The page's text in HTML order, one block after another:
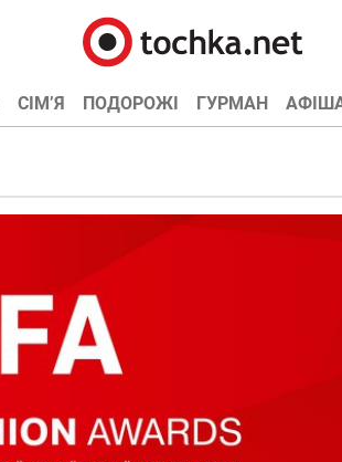
СІМ’Я ПОДОРОЖІ ГУРМАН